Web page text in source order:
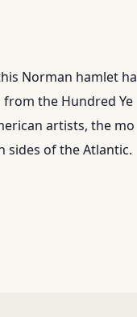
Norman hamlet ha
the Hundred Ye
artists, the mo
of the Atlantic.